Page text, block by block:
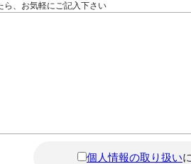
ら、お気軽にご記入下さい
個人情報の取り扱い